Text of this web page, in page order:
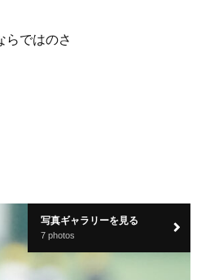
らではのさ
写真ギャラリーを見る
7 photos